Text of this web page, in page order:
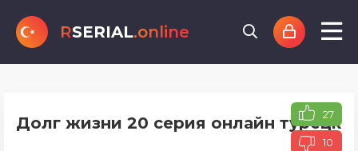
RSERIAL.online
Долг жизни 20 серия онлайн 27
10